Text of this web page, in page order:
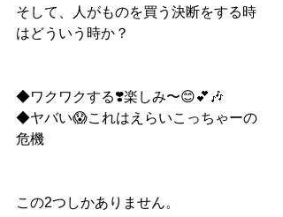
そして、人がものを買う決断をする時
はどういう時か？
◆ワクワクする❣️楽しみ〜😊💕🎶
◆ヤバい😱これはえらいこっちゃーの
危機
この2つしかありません。